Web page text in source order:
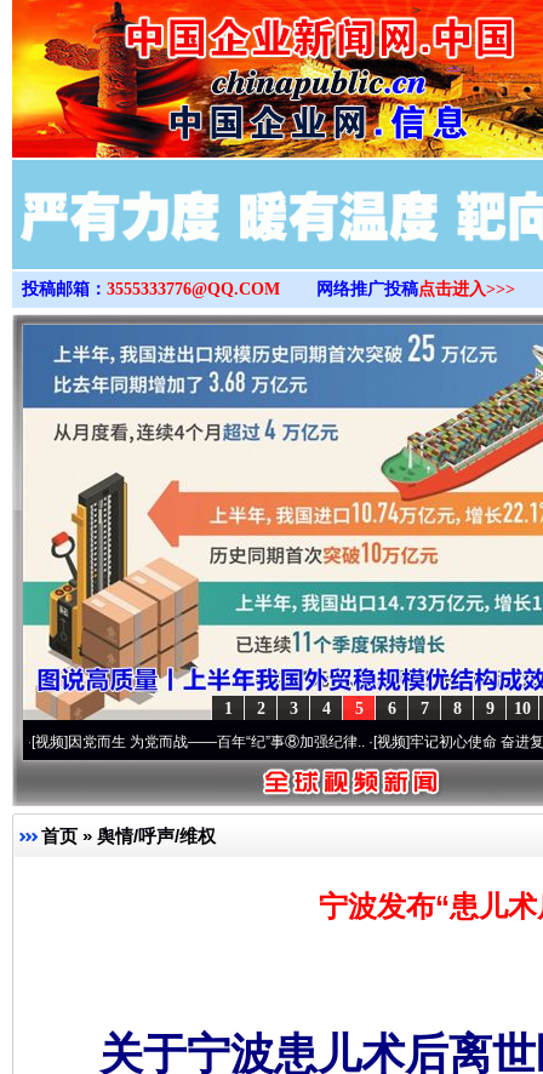
>
投稿邮箱： 3555333776@QQ.COM 网络推广投稿点击进入>>>
10
9
8
7
6
5
4
3
2
1
党而生 为党而战——百年“纪”事⑧加强纪律..·[视频]牢记初心使命 奋进复兴征程丨“
首页 » 舆情/呼声/维权
宁波发布“患儿
关于宁波患儿术后离